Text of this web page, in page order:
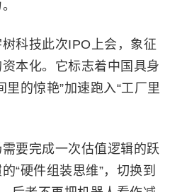
科技此次IPO上会，象征
本化。它标志着中国具身
里的惊艳”加速跑入“工厂里
要完成一次估值逻辑的跃
“硬件组装思维”，切换到